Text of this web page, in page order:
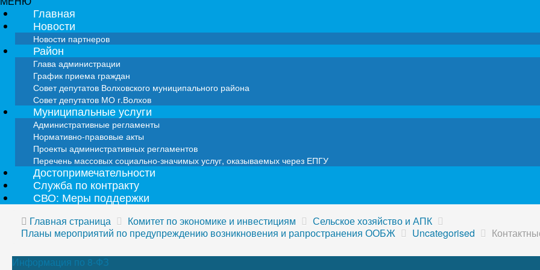
Главная
Новости
Новости партнеров
Район
Глава администрации
График приема граждан
Совет депутатов Волховского муниципального района
Совет депутатов МО г.Волхов
Муниципальные услуги
Административные регламенты
Нормативно-правовые акты
Проекты административных регламентов
Перечень массовых социально-значимых услуг, оказываемых через ЕПГУ
Достопримечательности
Служба по контракту
СВО: Меры поддержки
Главная страница Комитет по экономике и инвестициям
Сельское хозяйство и АПК
Планы мероприятий по предупреждению возникновения и рапространения ООБЖ
Uncategorised
Информация по 8-ФЗ